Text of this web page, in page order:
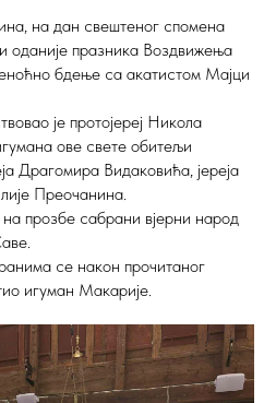
на дан свештеног спомена
оданије празника Воздвижења
бдење са акатистом Мајци
је протојереј Никола
ове свете обитељи
Драгомира Видаковића, јереја
Преочанина.
прозбе сабрани вјерни народ
се након прочитаног
игуман Макарије.